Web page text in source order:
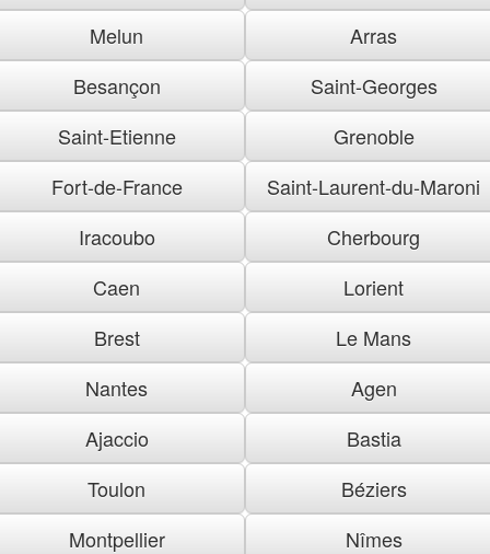
Melun
Arras
Besançon
Saint-Georges
Saint-Etienne
Grenoble
Fort-de-France
Saint-Laurent-du-Maroni
Iracoubo
Cherbourg
Caen
Lorient
Brest
Le Mans
Nantes
Agen
Ajaccio
Bastia
Toulon
Béziers
Montpellier
Nîmes